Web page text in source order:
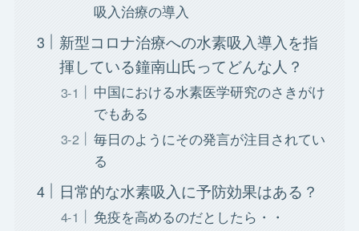
吸入治療の導入
新型コロナ治療への水素吸入導入を指
揮している鐘南山氏ってどんな人？
中国における水素医学研究のさきがけ
でもある
毎日のようにその発言が注目されてい
る
日常的な水素吸入に予防効果はある？
免疫を高めるのだとしたら・・